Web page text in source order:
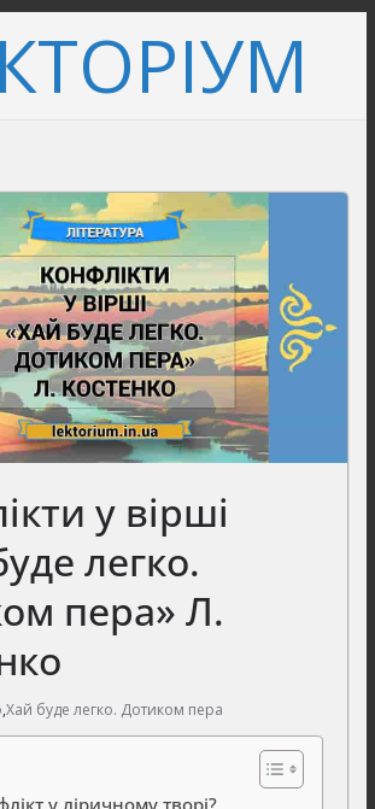
у вірші
легко.
пера» Л.
,Хай буде легко. Дотиком пера
у ліричному творі?